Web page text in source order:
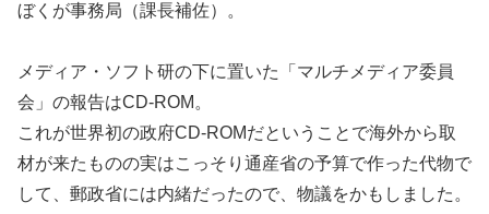
ぼくが事務局（課長補佐）。
メディア・ソフト研の下に置いた「マルチメディア委員
会」の報告はCD-ROM。
これが世界初の政府CD-ROMだということで海外から取
材が来たものの実はこっそり通産省の予算で作った代物で
して、郵政省には内緒だったので、物議をかもしました。